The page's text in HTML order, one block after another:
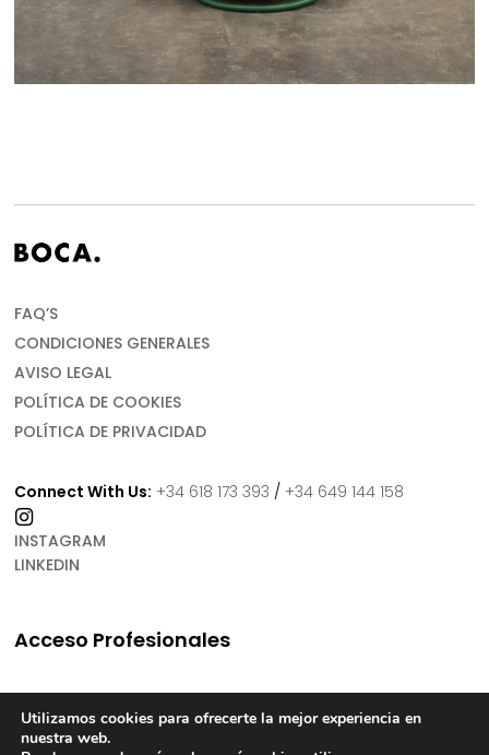
FAQ’S
CONDICIONES GENERALES
AVISO LEGAL
POLÍTICA DE COOKIES
POLÍTICA DE PRIVACIDAD
Connect With Us: +34 618 173 393 / +34 649 144 158
INSTAGRAM
LINKEDIN
Acceso Profesionales
Utilizamos cookies para ofrecerte la mejor experiencia en
nuestra web.